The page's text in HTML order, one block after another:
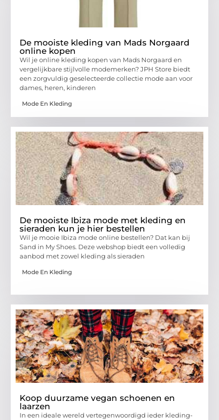
De mooiste kleding van Mads Norgaard
online kopen
Wil je online kleding kopen van Mads Norgaard en
vergelijkbare stijlvolle modemerken? JPH Store biedt
een zorgvuldig geselecteerde collectie mode aan voor
dames, heren, kinderen
Mode En Kleding
De mooiste Ibiza mode met kleding en
sieraden kun je hier bestellen
Wil je mooie Ibiza mode online bestellen? Dat kan bij
Sand in My Shoes. Deze webshop biedt een volledig
aanbod met zowel kleding als sieraden
Mode En Kleding
Koop duurzame vegan schoenen en
laarzen
In een ideale wereld vertegenwoordigd ieder kleding-